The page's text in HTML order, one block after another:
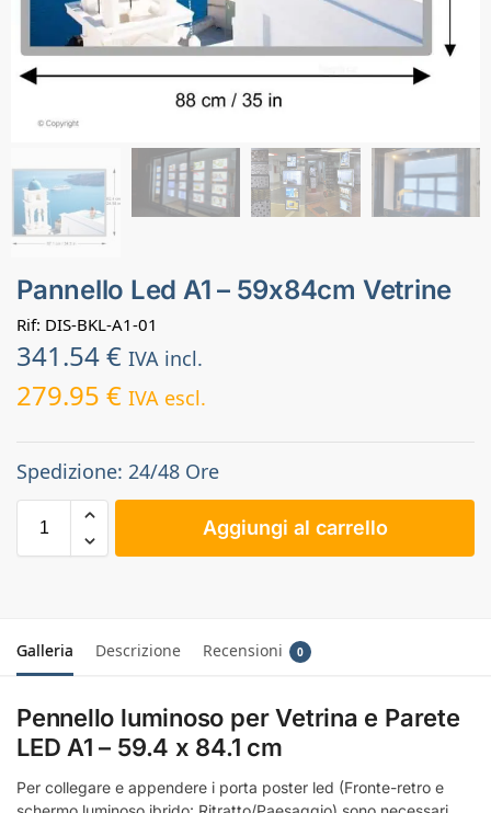
Pannello Led A1 – 59x84cm Vetrine
Rif: DIS-BKL-A1-01
341.54€ IVA incl.
279.95 € IVA escl.
Spedizione: 24/48 Ore
Aggiungi al carrello
Galleria Descrizione Recensioni 0
Pennello luminoso per Vetrina e Parete
LED A1 – 59.4 x 84.1 cm
Per collegare e appendere i porta poster led (Fronte-retro e